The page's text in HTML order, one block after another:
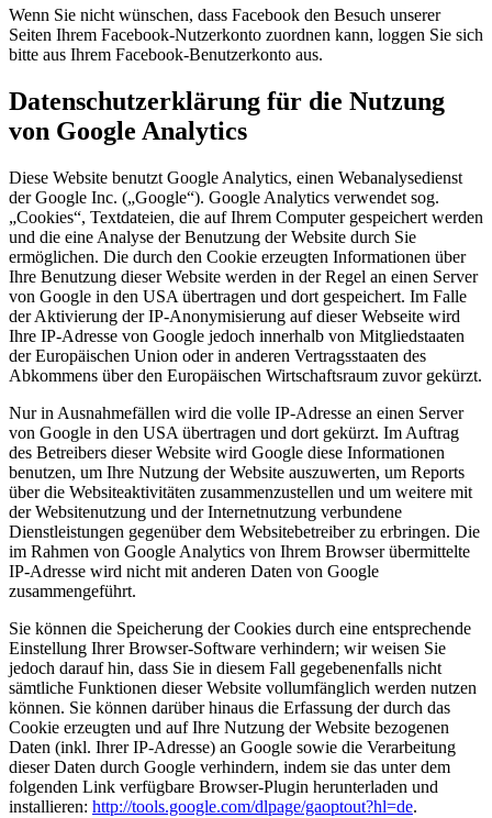
Wenn Sie nicht wünschen, dass Facebook den Besuch unserer
Seiten Ihrem Facebook-Nutzerkonto zuordnen kann, loggen Sie sich
bitte aus Ihrem Facebook-Benutzerkonto aus.
Datenschutzerklärung für die Nutzung
von Google Analytics
Diese Website benutzt Google Analytics, einen Webanalysedienst
der Google Inc. („Google“). Google Analytics verwendet sog.
„Cookies“, Textdateien, die auf Ihrem Computer gespeichert werden
und die eine Analyse der Benutzung der Website durch Sie
ermöglichen. Die durch den Cookie erzeugten Informationen über
Ihre Benutzung dieser Website werden in der Regel an einen Server
von Google in den USA übertragen und dort gespeichert. Im Falle
der Aktivierung der IP-Anonymisierung auf dieser Webseite wird
Ihre IP-Adresse von Google jedoch innerhalb von Mitgliedstaaten
der Europäischen Union oder in anderen Vertragsstaaten des
Abkommens über den Europäischen Wirtschaftsraum zuvor gekürzt.
Nur in Ausnahmefällen wird die volle IP-Adresse an einen Server
von Google in den USA übertragen und dort gekürzt. Im Auftrag
des Betreibers dieser Website wird Google diese Informationen
benutzen, um Ihre Nutzung der Website auszuwerten, um Reports
über die Websiteaktivitäten zusammenzustellen und um weitere mit
der Websitenutzung und der Internetnutzung verbundene
Dienstleistungen gegenüber dem Websitebetreiber zu erbringen. Die
im Rahmen von Google Analytics von Ihrem Browser übermittelte
IP-Adresse wird nicht mit anderen Daten von Google
zusammengeführt.
Sie können die Speicherung der Cookies durch eine entsprechende
Einstellung Ihrer Browser-Software verhindern; wir weisen Sie
jedoch darauf hin, dass Sie in diesem Fall gegebenenfalls nicht
sämtliche Funktionen dieser Website vollumfänglich werden nutzen
können. Sie können darüber hinaus die Erfassung der durch das
Cookie erzeugten und auf Ihre Nutzung der Website bezogenen
Daten (inkl. Ihrer IP-Adresse) an Google sowie die Verarbeitung
dieser Daten durch Google verhindern, indem sie das unter dem
folgenden Link verfügbare Browser-Plugin herunterladen und
installieren: http://tools.google.com/dlpage/gaoptout?hl=de.